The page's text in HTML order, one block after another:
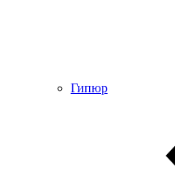
Гипюр